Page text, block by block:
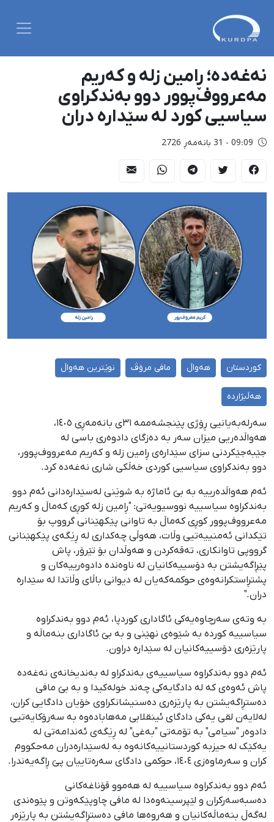
نەغەدە؛ ڕامین زلە و کەریم
مەعرووف‌پوور دوو بەندکراوی
سیاسیی کورد لە سێدارە دران
09:09 - 31 بانەمەڕ 2726
کوردستان هەواڵ مافی مرۆڤ نوێترین هەواڵ
هەڵبژاردە
سەرلەبەیانیی ڕۆژی پێنجشەممە ٣١ی بانەمەڕی ١٤٠٥،
هەواڵدەریی میزان سەر بە دەزگای دادوەری باسی لە
جێبەجێکردنی سزای سێدارەی ڕامین زلە و کەریم مەعرووف‌پوور،
دوو بەندکراوی سیاسیی کوردی خەڵكی شاری نەغەدە کرد.
ئەم هەواڵدەرییە بە بێ ئاماژە بە شوێنی لەسێدارەدانی ئەم دوو
بەندکراوە سیاسییە نووسیویەتی: "ڕامین زلە کوڕی کەماڵ و کەریم
مەعرووف‌پوور کوڕی کەماڵ بە تاوانی پێکهێنانی گرووپ بۆ
تێکدانی ئەمنییەتیی وڵات، هەوڵی چەکداری لە ڕێگەی پێکهێنانی
گرووپی تاوانکاری، تەقەکردن و هەوڵدان بۆ تێرۆر، پاش
پێڕاگەیشتن بە دۆسییەکانیان لە ناوەندە دادوەرییەکان و
پشتڕاستکرانەوەی حوکمەکەیان لە دیوانی باڵای وڵاتدا لە سێدارە
دران."
بە وتەی سەرچاوەیەکی ئاگاداری کوردپا، ئەم دوو بەندکراوە
سیاسییە کوردە بە شێوەی نهێنی و بە بێ ئاگاداری بنەماڵە و
پارێزەری دۆسییەکانیان لە سێدارە دراون.
ئەم دوو بەندکراوە سیاسییەی بەندکراو لە بەندیخانەی نەغەدە
پاش ئەوەی کە لە دادگایەکی چەند خولەکیدا و بە بێ مافی
دەستڕاگەیشتن بە پارێزەری دەسنیشانکراوی خۆیان دادگایی کران،
لەلایەن لقی یەکی دادگای ئینقلابی مەهابادەوە بە سەرۆکایەتیی
دادوەر "سیامی" بە تۆمەتی "بەغی" لە ڕێگەی ئەندامەتی لە
یەکێک لە حیزبە کوردستانییەکانەوە بە لەسێدارەدران مەحکووم
کران و سەرماوەزی ١٤٠٤، حوکمی دادگای سەرەتاییان پێ ڕاگەیەندرا.
ئەم دوو بەندکراوە سیاسییە لە هەموو قۆناغەکانی
دەسبەسەرکران و لێپرسینەوەدا لە مافی چاوپێکەوتن و پێوەندی
لەگەڵ بنەماڵەکانیان و هەروەها مافی دەستڕاگەیشتن بە پارێزەر